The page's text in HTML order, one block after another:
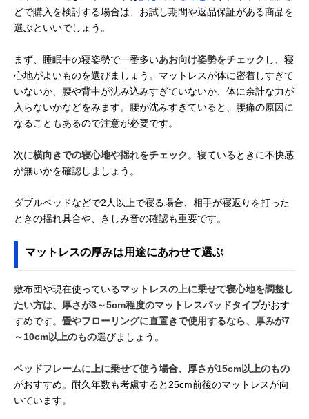
どで購入を検討する場合は、お試し期間や返品保証がある商品を
選ぶといいでしょう。
まず、睡眠中の寝姿勢で一番多いあお向け姿勢をチェック し、寝
心地がよいものを選びましょう。マットレスが体に密着しすぎて
いないか、腰や背中が沈み込みすぎていないか、体に余計な力が
入らないかなどをみます。腰が沈みすぎていると、腰痛の原因に
なることもあるので注意が必要です。
次に横向きでの寝心地や揺れをチェック。寝ているときに不快感
が無いかを確認しましょう。
ダブルベッドなどで2人以上で寝る場合、相手が寝返りを打った
ときの揺れ具合や、きしみ音の確認も重要です。
マットレスの厚みは用途にあわせて選ぶ
敷布団や現在使っているマットレスの上に乗せて寝心地を調整し
たい方は、厚さが3～5cm程度のマットレスパッドタイプがおす
すめです。 畳やフローリングに直置きで使用するなら、厚みが7
～10cm以上のもの選びましょう。
ベッドフレームに上に乗せて使う場合、厚さが15cm以上のもの
がおすすめ。耐久年数も考慮すると25cm前後のマットレスが向
いています。